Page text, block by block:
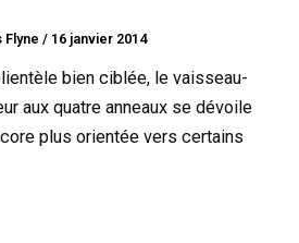
Flyne/ 16 janvier 2014
bien ciblée, le vaisseau-
aux quatre anneaux se dévoile
plus orientée vers certains